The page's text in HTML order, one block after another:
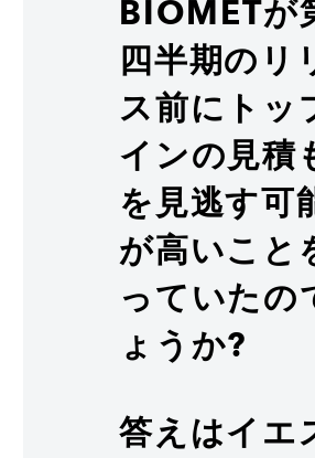
BIOMETが
四半期のリ
ス前にトッ
インの見積
を見逃す可
が高いこと
っていたの
ょうか?
答えはイエ